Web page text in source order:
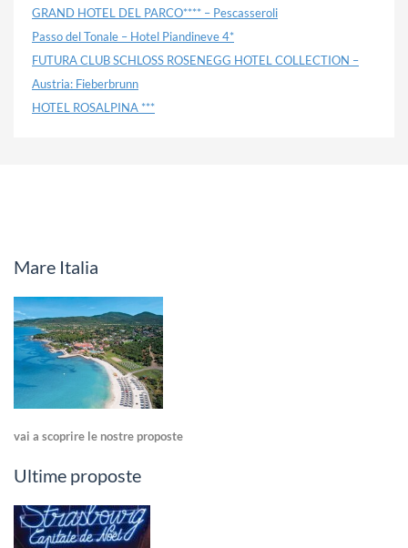
GRAND HOTEL DEL PARCO**** – Pescasseroli
Passo del Tonale – Hotel Piandineve 4*
FUTURA CLUB SCHLOSS ROSENEGG HOTEL COLLECTION –
Austria: Fieberbrunn
HOTEL ROSALPINA ***
Mare Italia
vai a scoprire le nostre proposte
Ultime proposte